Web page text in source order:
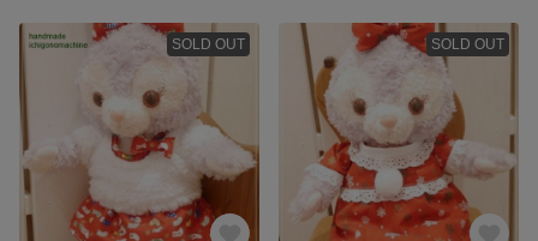
SOLD OUT SOLD OUT